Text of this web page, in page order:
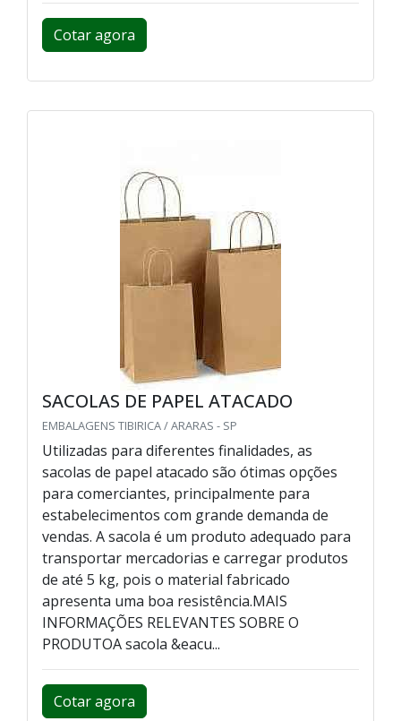
Cotar agora
SACOLAS DE PAPEL ATACADO
EMBALAGENS TIBIRICA / ARARAS - SP
Utilizadas para diferentes finalidades, as
sacolas de papel atacado são ótimas opções
para comerciantes, principalmente para
estabelecimentos com grande demanda de
vendas. A sacola é um produto adequado para
transportar mercadorias e carregar produtos
de até 5 kg, pois o material fabricado
apresenta uma boa resistência.MAIS
INFORMAÇÕES RELEVANTES SOBRE O
PRODUTOA sacola &eacu...
Cotar agora